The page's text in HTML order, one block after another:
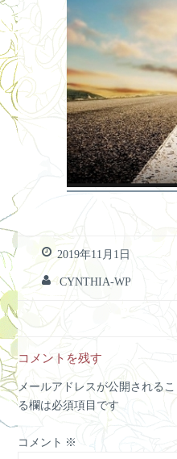
2019年11月1日
CYNTHIA-WP
コメントを残す
メールアドレスが公開されるこ
る欄は必須項目です
コメント ※